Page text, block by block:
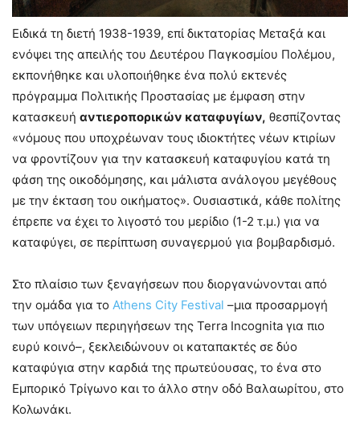
Ειδικά τη διετή 1938-1939, επί δικτατορίας Μεταξά και
ενόψει της απειλής του Δευτέρου Παγκοσμίου Πολέμου,
εκπονήθηκε και υλοποιήθηκε ένα πολύ εκτενές
πρόγραμμα Πολιτικής Προστασίας με έμφαση στην
κατασκευή αντιεροπορικών καταφυγίων, θεσπίζοντας
«νόμους που υποχρέωναν τους ιδιοκτήτες νέων κτιρίων
να φροντίζουν για την κατασκευή καταφυγίου κατά τη
φάση της οικοδόμησης, και μάλιστα ανάλογου μεγέθους
με την έκταση του οικήματος». Ουσιαστικά, κάθε πολίτης
έπρεπε να έχει το λιγοστό του μερίδιο (1-2 τ.μ.) για να
καταφύγει, σε περίπτωση συναγερμού για βομβαρδισμό.
Στο πλαίσιο των ξεναγήσεων που διοργανώνονται από
την ομάδα για το Athens City Festival –μια προσαρμογή
των υπόγειων περιηγήσεων της Terra Incognita για πιο
ευρύ κοινό–, ξεκλειδώνουν οι καταπακτές σε δύο
καταφύγια στην καρδιά της πρωτεύουσας, το ένα στο
Εμπορικό Τρίγωνο και το άλλο στην οδό Βαλαωρίτου, στο
Κολωνάκι.